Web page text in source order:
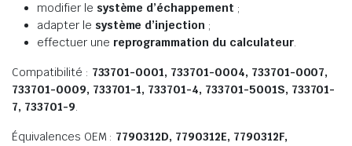
modifier le système d’échappement ;
adapter le système d’injection ;
effectuer une reprogrammation du calculateur.
Compatibilité : 733701-0001, 733701-0004, 733701-0007,
733701-0009, 733701-1, 733701-4, 733701-5001S, 733701-
7, 733701-9.
Équivalences OEM : 7790312D, 7790312E, 7790312F,